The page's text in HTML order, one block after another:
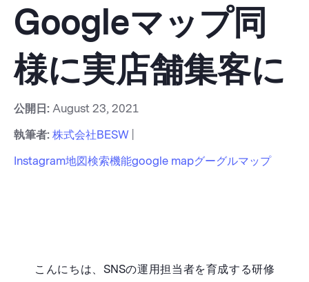
Googleマップ同
様に実店舗集客に
公開日: August 23, 2021
執筆者: 株式会社BESW
Instagram地図検索機能google mapグーグルマップ
こんにちは、SNSの運用担当者を育成する研修